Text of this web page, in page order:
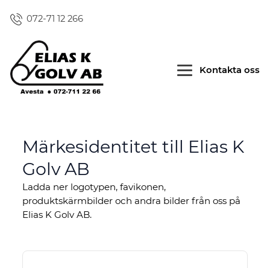
072-71 12 266
Kontakta oss
Märkesidentitet till Elias K
Golv AB
Ladda ner logotypen, favikonen,
produktskärmbilder och andra bilder från oss på
Elias K Golv AB.